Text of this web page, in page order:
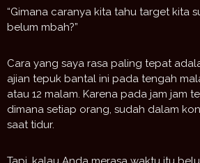
“Gimana caranya kita tahu target kita
belum mbah?”
Cara yang saya rasa paling tepat
ajian tepuk bantal ini pada tengah
atau 12 malam. Karena pada jam jam
dimana setiap orang, sudah dalam
saat tidur.